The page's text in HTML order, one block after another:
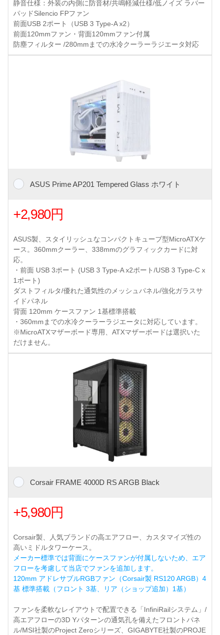
静音仕様：外装の内側に防音材/共鳴軽減仕様/低ノイズ ラバー
パッドSilencio FPファン
前面USB 2ポート（USB 3 Type-A x2）
前面120mmファン・背面120mmファン付属
防塵フィルター /280mmまでの水冷クーラーラジエータ対応
ASUS Prime AP201 Tempered Glass ホワイト
+2,980円
ASUS製、スタイリッシュなコンパクトキューブ型MicroATXケ
ース。360mmクーラー、338mmのグラフィックカードに対
応。
・前面 USB 3ポート (USB 3 Type-A x2ポート/USB 3 Type-C x
1ポート)
ダストフィルタ/優れた通気性のメッシュパネル/強化ガラスサ
イドパネル
背面 120mm ケースファン 1基標準搭載
・360mmまでの水冷クーラーラジエータに対応しています。
※MicroATXマザーボード専用、ATXマザーボードは選択いた
だけません。
Corsair FRAME 4000D RS ARGB Black
+5,980円
Corsair製、人気ブランドの高エアフロー、カスタマイズ性の
高いミドルタワーケース。
メーカー標準では背面にケースファンが付属しないため、エア
フローを考慮して当店でファンを追加します。
120mm アドレサブルRGBファン（Corsair製 RS120 ARGB）4
基 標準搭載（フロント 3基、リア（ショップ追加）1基）
ファンを柔軟なレイアウトで配置できる「InfiniRailシステム」/
高エアフローの3D Yパターンの通気孔を備えたフロントパネ
ル/MSI社製のProject Zeroシリーズ、GIGABYTE社製のPROJE